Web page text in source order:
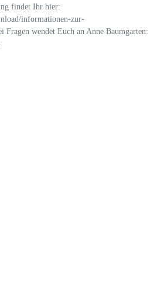
findet Ihr hier:
informationen-zur-
Fragen wendet Euch an Anne Baumgarten: